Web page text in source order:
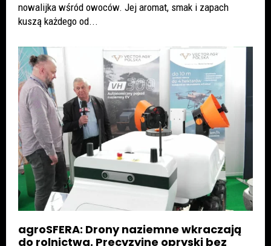
nowalijka wśród owoców. Jej aromat, smak i zapach
kuszą każdego od...
agroSFERA: Drony naziemne wkraczają
do rolnictwa. Precyzyjne opryski bez